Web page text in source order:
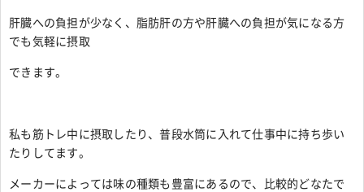
肝臓への負担が少なく、脂肪肝の方や肝臓への負担が気になる方
でも気軽に摂取
できます。
私も筋トレ中に摂取したり、普段水筒に入れて仕事中に持ち歩い
たりしてます。
メーカーによっては味の種類も豊富にあるので、比較的どなたで